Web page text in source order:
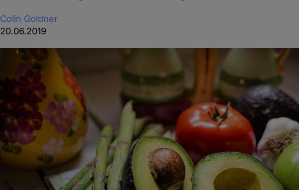
Colin Goldner
20.06.2019